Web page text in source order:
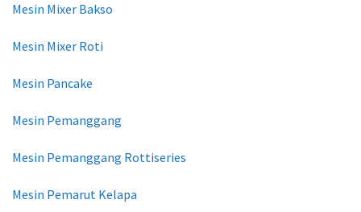
Mesin Mixer Bakso
Mesin Mixer Roti
Mesin Pancake
Mesin Pemanggang
Mesin Pemanggang Rottiseries
Mesin Pemarut Kelapa